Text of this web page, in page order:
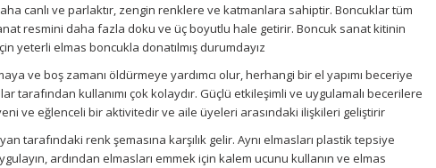
canlı ve parlaktır, zengin renklere ve katmanlara sahiptir. Boncuklar tüm
resmini daha fazla doku ve üç boyutlu hale getirir. Boncuk sanat kitinin
yeterli elmas boncukla donatılmış durumdayız
ve boş zamanı öldürmeye yardımcı olur, herhangi bir el yapımı beceriye
tarafından kullanımı çok kolaydır. Güçlü etkileşimli ve uygulamalı becerilere
ve eğlenceli bir aktivitedir ve aile üyeleri arasındaki ilişkileri geliştirir
tarafındaki renk şemasına karşılık gelir. Aynı elmasları plastik tepsiye
ardından elmasları emmek için kalem ucunu kullanın ve elmas